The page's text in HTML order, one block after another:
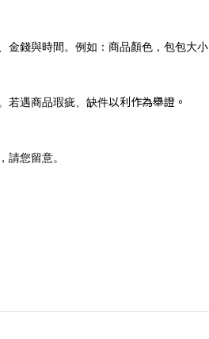
錢與時間。例如：商品顏色，包包大小
若遇商品瑕疵、缺件以利作為舉證。
請您留意。